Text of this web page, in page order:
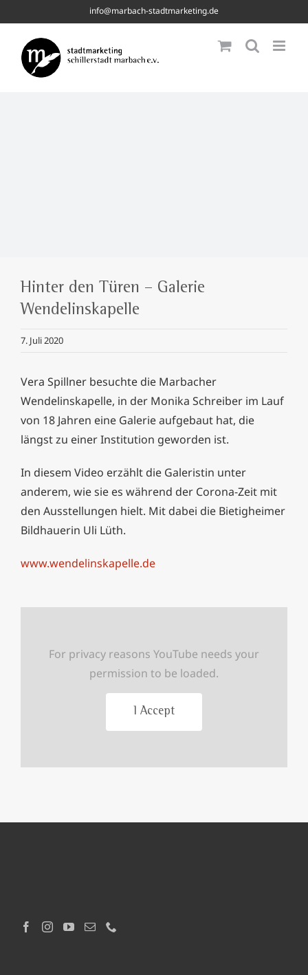
to
content
info@marbach-stadtmarketing.de
Hinter den Türen – Galerie
Wendelinskapelle
7. Juli 2020
Vera Spillner besuchte die Marbacher
Wendelinskapelle, in der Monika Schreiber im Lauf
von 18 Jahren eine Galerie aufgebaut hat, die
längst zu einer Institution geworden ist.
In diesem Video erzählt die Galeristin unter
anderem, wie sie es während der Corona-Zeit mit
den Ausstellungen hielt. Mit dabei die Bietigheimer
Bildhauerin Uli Lüth.
www.wendelinskapelle.de
For privacy reasons YouTube needs your
permission to be loaded.
I Accept